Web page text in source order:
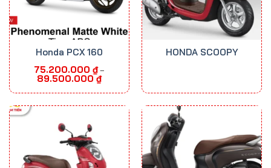
Honda PCX 160
75.200.000 ₫ –
89.500.000₫Khoảng
giá:
75.200.000 ₫
89.500.000 ₫
HONDA SCOOPY